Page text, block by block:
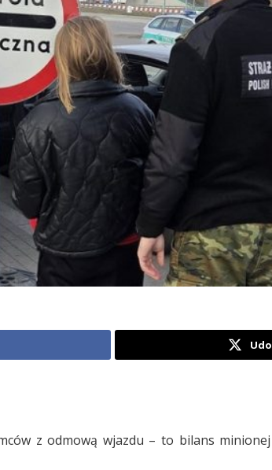
z odmową wjazdu – to bilans